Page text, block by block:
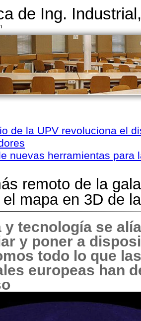
de Ing.
de la UPV revoluciona el
nuevas herramientas para
remoto de la
mapa en 3D de
y tecnología se
y poner a
todo lo que
europeas han